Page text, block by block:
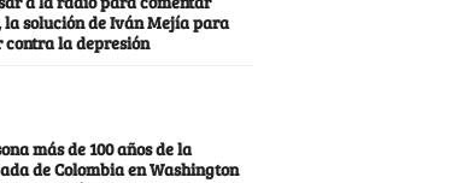
solución de Iván Mejía para
la depresión
más de 100 años de la
de Colombia en Washington